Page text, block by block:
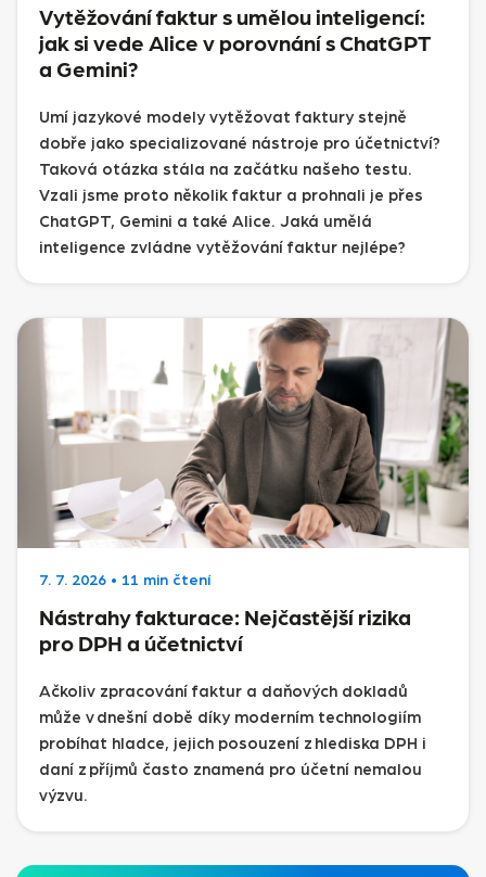
Vytěžování faktur s umělou inteligencí:
jak si vede Alice v porovnání s ChatGPT
a Gemini?
Umí jazykové modely vytěžovat faktury stejně
dobře jako specializované nástroje pro účetnictví?
Taková otázka stála na začátku našeho testu.
Vzali jsme proto několik faktur a prohnali je přes
ChatGPT, Gemini a také Alice. Jaká umělá
inteligence zvládne vytěžování faktur nejlépe?
7. 7. 2026 • 11 min čtení
Nástrahy fakturace: Nejčastější rizika
pro DPH a účetnictví
Ačkoliv zpracování faktur a daňových dokladů
může v dnešní době díky moderním technologiím
probíhat hladce, jejich posouzení z hlediska DPH i
daní z příjmů často znamená pro účetní nemalou
výzvu.